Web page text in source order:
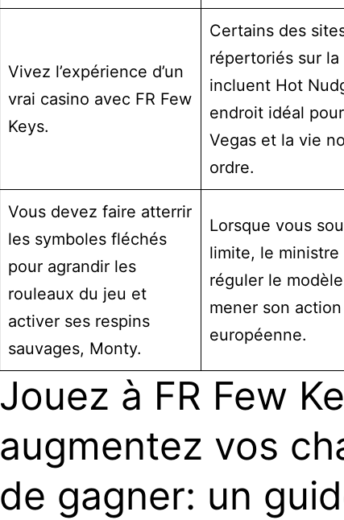
Vivez l’expérience d’un
vrai casino avec FR Few
Keys.
Certains des
répertoriés sur la
incluent Hot
endroit idéal
Vegas et la vie
ordre.
Vous devez faire atterrir
les symboles fléchés
pour agrandir les
rouleaux du jeu et
activer ses respins
sauvages, Monty.
Lorsque vous
limite, le
réguler le
mener son action
européenne.
Jouez à FR Few
augmentez vos
de gagner: un